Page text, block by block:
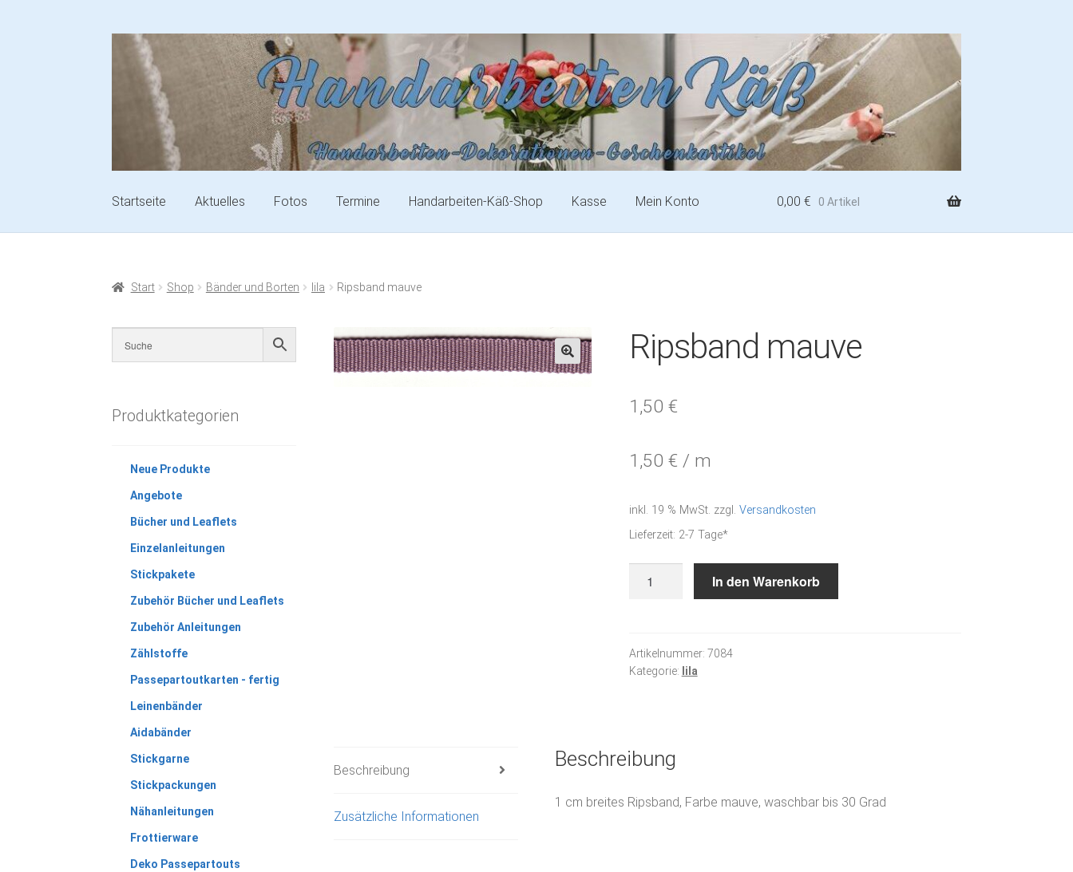
Startseite Aktuelles Fotos Termine Handarbeiten-Käß-Shop Kasse Mein Konto 0,00 € 0 Artikel
Start Shop Bänder und Borten lila Ripsband mauve
🔍
Ripsband mauve
1,50 €
1,50 € / m
inkl. 19 % MwSt. zzgl. Versandkosten
Lieferzeit: 2-7 Tage*
In den Warenkorb
Artikelnummer: 7084
Kategorie: lila
Beschreibung
Zusätzliche Informationen
Beschreibung
1 cm breites Ripsband, Farbe mauve, waschbar bis 30 Grad
Produktkategorien
Neue Produkte
Angebote
Bücher und Leaflets
Einzelanleitungen
Stickpakete
Zubehör Bücher und Leaflets
Zubehör Anleitungen
Zählstoffe
Passepartoutkarten - fertig
Leinenbänder
Aidabänder
Stickgarne
Stickpackungen
Nähanleitungen
Frottierware
Deko Passepartouts